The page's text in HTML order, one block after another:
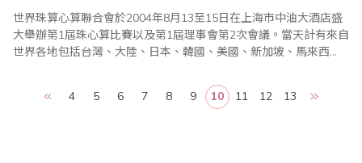
世界珠算心算聯合會於2004年8月13至15日在上海市中油大酒店盛
大舉辦第1屆珠心算比賽以及第1屆理事會第2次會議。當天計有來自
世界各地包括台灣、大陸、日本、韓國、美國、新加坡、馬來西
港、澳門等世界各國或地區近千名同好及選手與會，可稱為全球珠
算界的盛事。2004年8月雖然如以往在放暑假，但是對於珠算界來
4 5 6 7 8 9 10 11 12 13